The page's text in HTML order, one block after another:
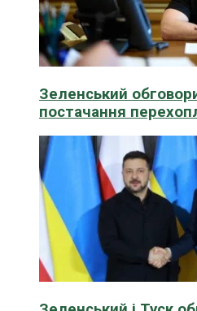
Зеленський
постачання